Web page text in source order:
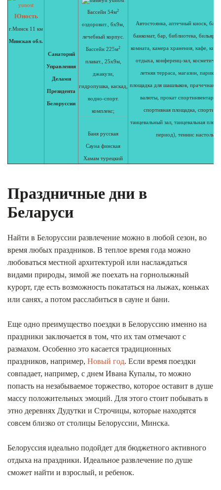
Юность
г.Минск 11 км
Минская обл.
Санаторий
Управления
Делами
Президента
Белоруссии
Бассейн 54м2
оздоровит., 6х9м,
лечебный корпус.
Бассейн 225м2
плават., 25х9м,
джакузи,
гидропушка, каскад,
водно-спорт.
комплекс;
Баня русская
Сауна финская
Хамам турецкий
Автостоянка, аптечный киоск,
банкомат, бар, библиотека, бильярд,
комната, камера хранения, кафе,
отдыха, конференц-зал,
летняя терраса, магазин,
площадка для шашлыков, прачечная,
валюты, прокат спортинвентаря,
спортивная площадка,
танцевальный зал, танцевальная
период), теннис
Праздничные дни в
Беларуси
Найти в Белоруссии развлечение можно в любой сезон, во
время любых праздников. В теплое время года можно
любоваться местной архитектурой или наслаждаться
видами природы, зимой же поехать на горнолыжный
курорт, где есть возможность покататься на лыжах, коньках
или санях, а потом расслабиться в сауне и бани.
Еще одно преимущество поездки в Белоруссию именно на
праздники заключается в том, что их там отмечают с
размахом. Особенно это касается традиционных
праздников, например, Новый год. Если время поездки
совпадает, например, с днем Ивана Купалы, то можно
попасть на незабываемое торжество, которое оставит в душе
массу положительных эмоций. Для этого стоит побывать в
этно деревнях Дудутки и Строчицы, которые находятся
совсем близко от столицы Белоруссии, Минска.
Белоруссия идеально подойдет для бюджетного активного
отдыха на праздники. Идеальное развлечение по душе
сможет найти и взрослый, и ребенок.